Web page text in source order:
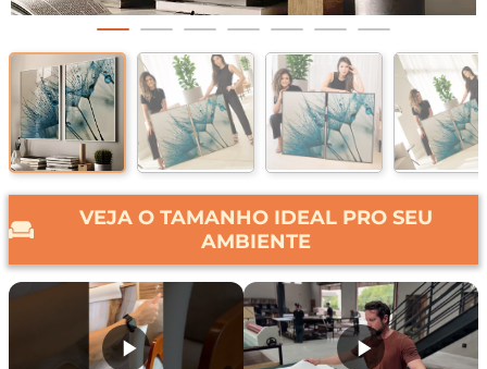
VEJA O TAMANHO IDEAL PRO SEU
AMBIENTE